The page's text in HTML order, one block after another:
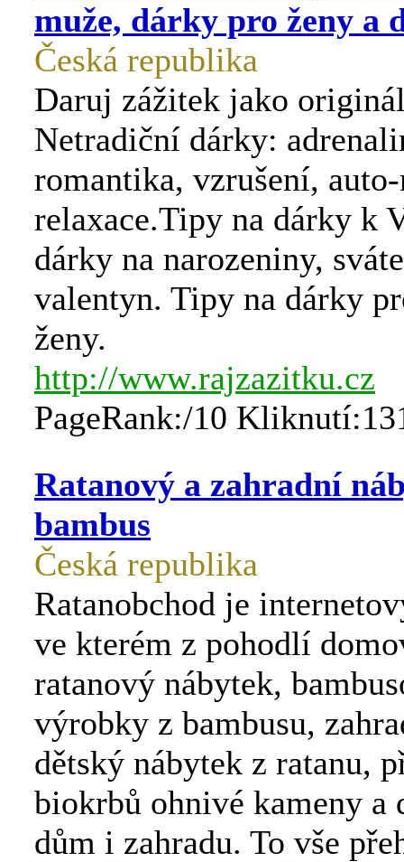
muže, dárky pro ženy a
Česká republika
Daruj zážitek jako
Netradiční dárky:
romantika, vzrušení,
relaxace.Tipy na dárky k
dárky na narozeniny,
valentyn. Tipy na dárky
ženy.
http://www.rajzazitku.cz
PageRank:/10
Ratanový a zahradní
bambus
Česká republika
Ratanobchod je
ve kterém z pohodlí
ratanový nábytek,
výrobky z bambusu,
dětský nábytek z ratanu,
biokrbů ohnivé kameny a
dům i zahradu. To vše